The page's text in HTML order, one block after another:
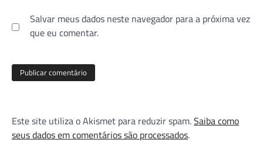
Salvar meus dados neste navegador para a próxima vez
que eu comentar.
Este site utiliza o Akismet para reduzir spam.Saiba como
seus dados em comentários são processados.